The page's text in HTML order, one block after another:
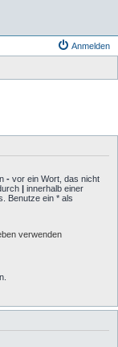
Anmelden
- vor ein Wort, das nicht
| innerhalb einer
Benutze ein * als
verwenden